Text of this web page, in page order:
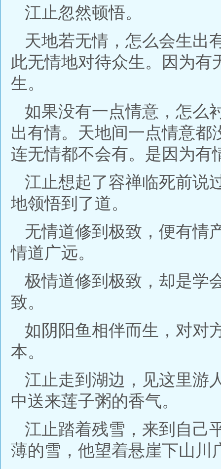
江止忽然顿悟。
天地若无情，怎么会生出
此无情地对待众生。因为有
生。
如果没有一点情意，怎么
出有情。天地间一点情意都
连无情都不会有。是因为有
江止想起了容禅临死前说
地领悟到了道。
无情道修到极致，便有情
情道广远。
极情道修到极致，却是学
致。
如阴阳鱼相伴而生，对对
本。
江止走到湖边，见这里游
中送来莲子粥的香气。
江止踏着残雪，来到自己
薄的雪，他望着悬崖下山川